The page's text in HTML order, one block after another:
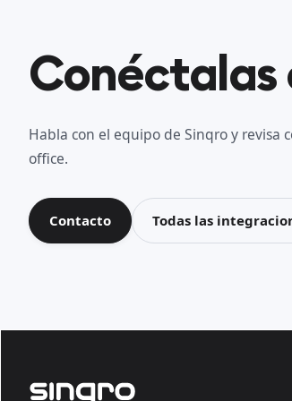
Conéctalas
Habla con el equipo de Sinqro y revisa
office.
Contacto Todas las